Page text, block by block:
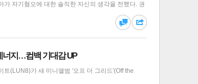
달기 하기
댓글 공유
가 자기혐오에 대한 솔직한 자신의 생각을 전했다. 권
너지…컴백 기대감 UP
트(LUN8)가 새 미니앨범 '오프 더 그리드'(Off the